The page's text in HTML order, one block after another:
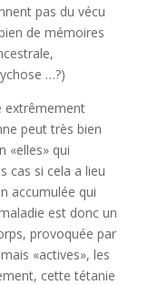
pas du vécu
de mémoires
…?)
extrêmement
peut très bien
«elles» qui
cas si cela a lieu
accumulée qui
est donc un
provoquée par
«actives», les
cette tétanie